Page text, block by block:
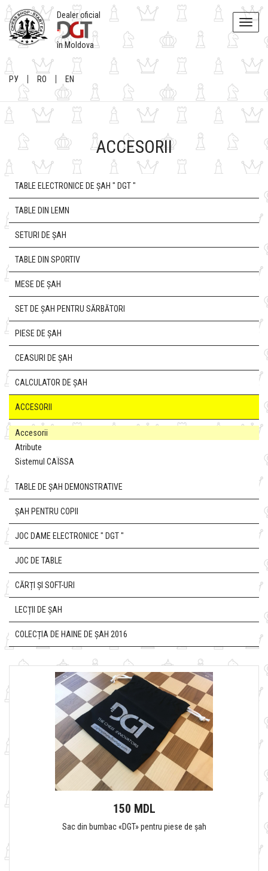
Toggle
Dealer oficial
în Moldova
РУ RO EN
ACCESORII
TABLE ELECTRONICE DE ȘAH " DGT "
TABLE DIN LEMN
SETURI DE ȘAH
TABLE DIN SPORTIV
MESE DE ȘAH
SET DE ȘAH PENTRU SĂRBĂTORI
PIESE DE ȘAH
CEASURI DE ȘAH
CALCULATOR DE ȘAH
ACCESORII
Accesorii
Atribute
Sistemul CAÏSSA
TABLE DE ȘAH DEMONSTRATIVE
ȘAH PENTRU COPII
JOC DAME ELECTRONICE " DGT "
JOC DE TABLE
CĂRȚI ȘI SOFT-URI
LECȚII DE ȘAH
COLECȚIA DE HAINE DE ȘAH 2016
150 MDL
Sac din bumbac «DGT» pentru piese de șah